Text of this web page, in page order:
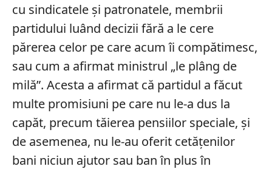
cu sindicatele și patronatele, membrii
partidului luând decizii fără a le cere
părerea celor pe care acum îi compătimesc,
sau cum a afirmat ministrul „le plâng de
milă”. Acesta a afirmat că partidul a făcut
multe promisiuni pe care nu le-a dus la
capăt, precum tăierea pensiilor speciale, și
de asemenea, nu le-au oferit cetățenilor
bani niciun ajutor sau ban în plus în